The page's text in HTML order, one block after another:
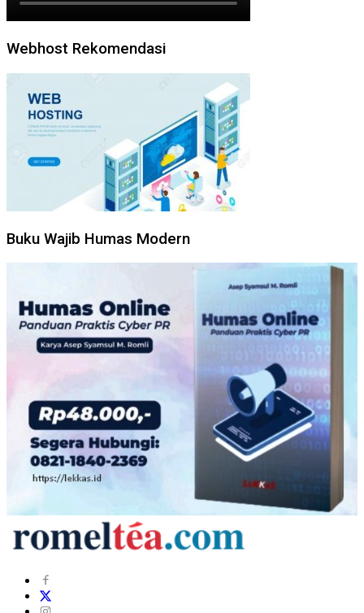
Webhost Rekomendasi
Buku Wajib Humas Modern